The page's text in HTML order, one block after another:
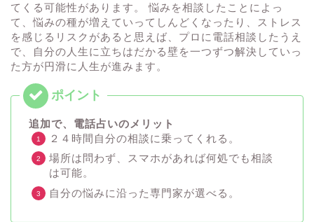
てくる可能性があります。 悩みを相談したことによっ
て、悩みの種が増えていってしんどくなったり、ストレス
を感じるリスクがあると思えば、プロに電話相談したうえ
で、自分の人生に立ちはだかる壁を一つずつ解決していっ
た方が円滑に人生が進みます。
追加で、電話占いのメリット
２４時間自分の相談に乗ってくれる。
場所は問わず、スマホがあれば何処でも相談
は可能。
自分の悩みに沿った専門家が選べる。